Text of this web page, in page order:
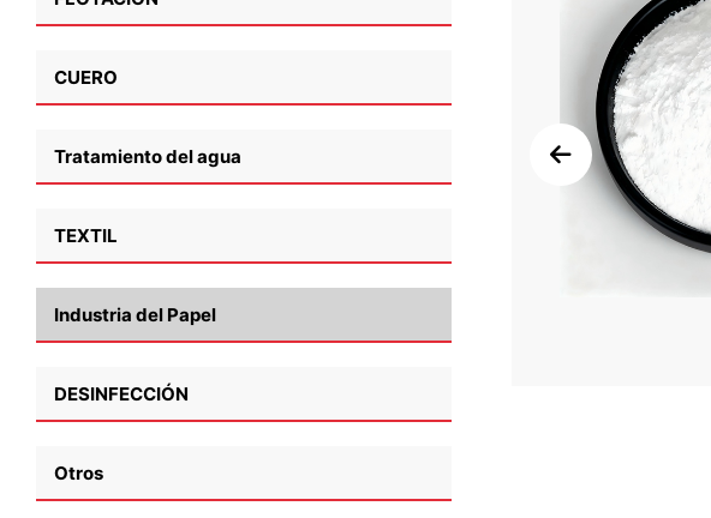
CUERO
Tratamiento del agua
TEXTIL
Industria del Papel
DESINFECCIÓN
Otros
Detalles
Número CAS: 1344-08-7
Tipo
más información